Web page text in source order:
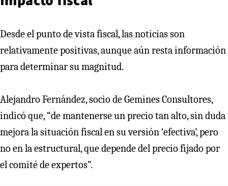
Desde el punto de vista fiscal, las noticias son
relativamente positivas, aunque aún resta información
para determinar su magnitud.
Alejandro Fernández, socio de Gemines Consultores,
indicó que, “de mantenerse un precio tan alto, sin duda
mejora la situación fiscal en su versión ‘efectiva’, pero
no en la estructural, que depende del precio fijado por
el comité de expertos”.